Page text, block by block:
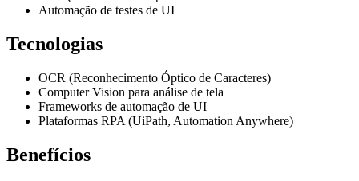
Automação de testes de UI
Tecnologias
OCR (Reconhecimento Óptico de Caracteres)
Computer Vision para análise de tela
Frameworks de automação de UI
Plataformas RPA (UiPath, Automation Anywhere)
Benefícios